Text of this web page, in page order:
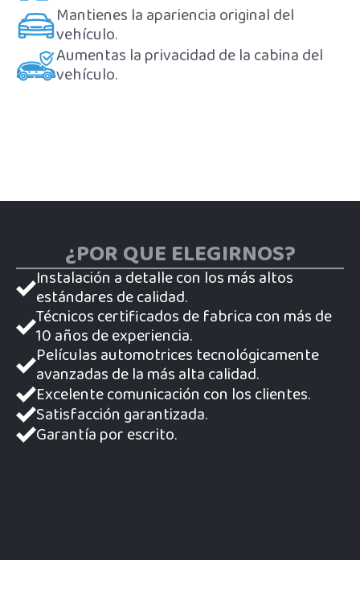
Mantienes la apariencia original del
vehículo.
Aumentas la privacidad de la cabina del
vehículo.
¿POR QUE ELEGIRNOS?
Instalación a detalle con los más altos
estándares de calidad.
Técnicos certificados de fabrica con más de
10 años de experiencia.
Películas automotrices tecnológicamente
avanzadas de la más alta calidad.
Excelente comunicación con los clientes.
Satisfacción garantizada.
Garantía por escrito.